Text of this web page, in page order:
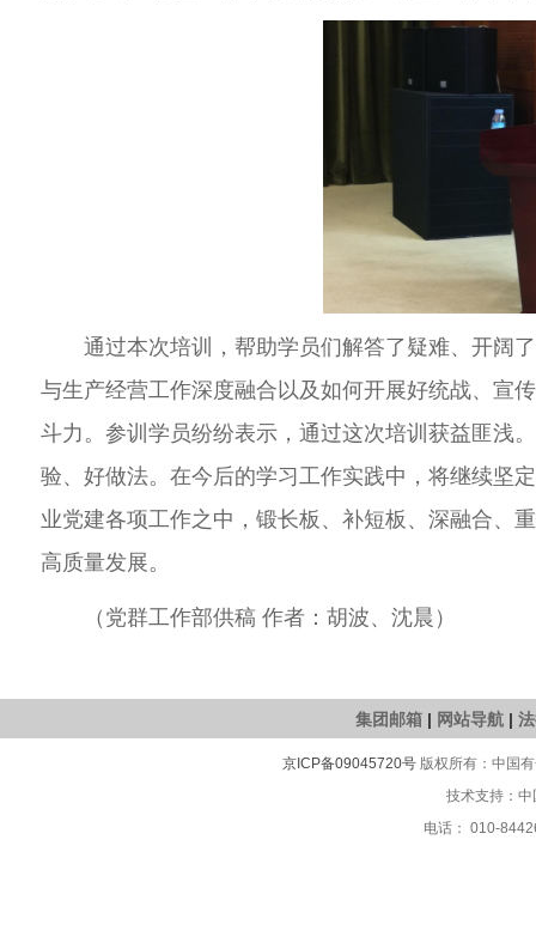
通过本次培训，帮助学员们解答了疑难、开阔
与生产经营工作深度融合以及如何开展好统战、宣
斗力。参训学员纷纷表示，通过这次培训获益匪浅
验、好做法。在今后的学习工作实践中，将继续坚
业党建各项工作之中，锻长板、补短板、深融合、
高质量发展。
（党群工作部供稿 作者： 胡波、沈晨）
集团邮箱 | 网站导航 |
京ICP备09045720号 版权所有：中国
技术支持：
电话： 010-